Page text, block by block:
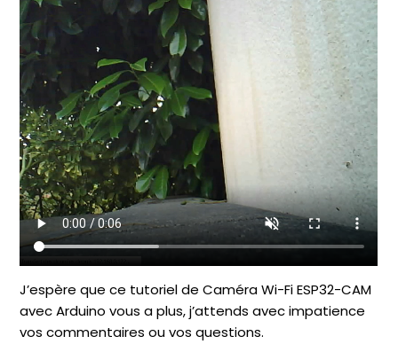
J’espère que ce tutoriel de Caméra Wi-Fi ESP32-CAM
avec Arduino vous a plus, j’attends avec impatience
vos commentaires ou vos questions.